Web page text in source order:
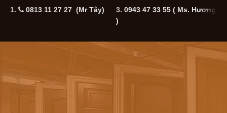
1. 0813 11 27 27 (Mr Tây) 3. 0943 47 33 55 ( Ms. Hương
)